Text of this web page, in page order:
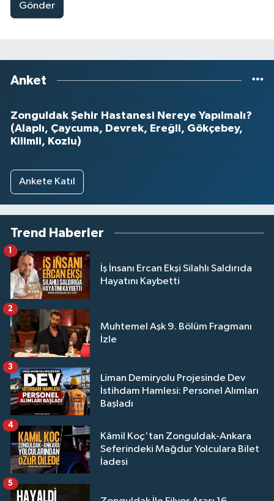
Gönder
Anket
Zonguldak Şehir Hastanesi Nereye Yapılmalı?
(Alaplı, Çaycuma, Devrek, Ereğli, Gökçebey,
Kilimli, Kozlu)
Ankete Katıl
Trend Haberler
İş İnsanı Ercan Ekşi Silahlı Saldırıda
Hayatını Kaybetti
1
Muhtemel Aşk 9. Bölüm Fragmanı
İzle
2
Liman Demiryolu Projesinde Dev
İstihdam Hamlesi: Personel Alımları
Başladı
3
Kâmil Koç'tan Zonguldak-Ankara
Seferindeki Mağdur Yolculara Bilet
İadesi
4
5